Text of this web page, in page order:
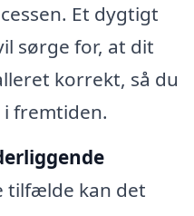
Et dygtigt
sørge for, at dit
korrekt, så du
fremtiden.
tilfælde kan det